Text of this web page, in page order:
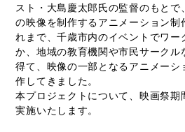
スト・大島慶太郎氏の監督のもとで
の映像を制作するアニメーション制
れまで、千歳市内のイベントでワー
か、地域の教育機関や市民サークル
得て、映像の一部となるアニメーシ
作してきました。
本プロジェクトについて、映画祭期
実施いたします。